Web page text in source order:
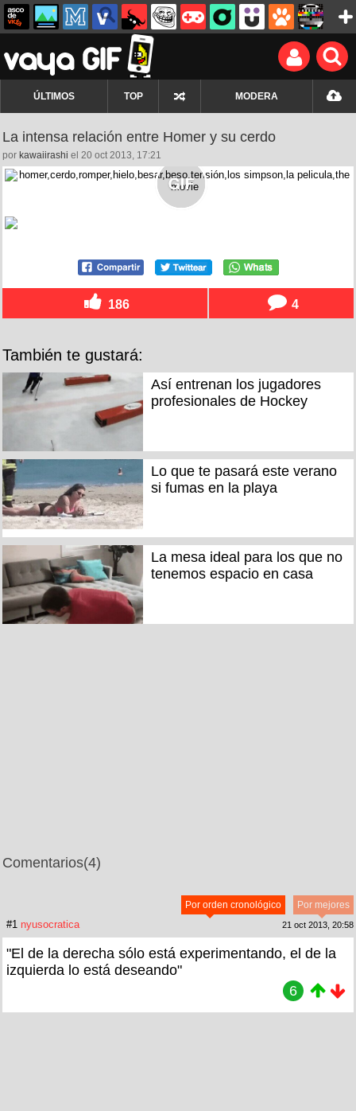
ÚLTIMOS TOP MODERA
La intensa relación entre Homer y su cerdo
por kawaiirashi el 20 oct 2013, 17:21
186 4
También te gustará:
Así entrenan los jugadores
profesionales de Hockey
Lo que te pasará este verano
si fumas en la playa
La mesa ideal para los que no
tenemos espacio en casa
Comentarios(4)
Por mejores
Por orden cronológico
#1 nyusocratica 21 oct 2013, 20:58
"El de la derecha sólo está experimentando, el de la
izquierda lo está deseando"
6